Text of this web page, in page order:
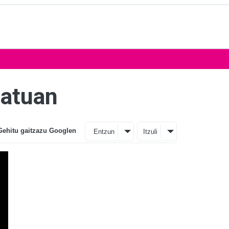
gaitzazu Googlen Entzun Itzuli